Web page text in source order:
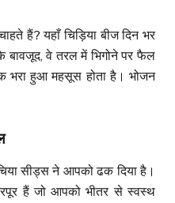
हैं? यहाँ चिड़िया बीज दिन भर
वे तरल में भिगोने पर फैल
हुआ महसूस होता है। भोजन
सीड्स ने आपको ढक दिया है।
हैं जो आपको भीतर से स्वस्थ